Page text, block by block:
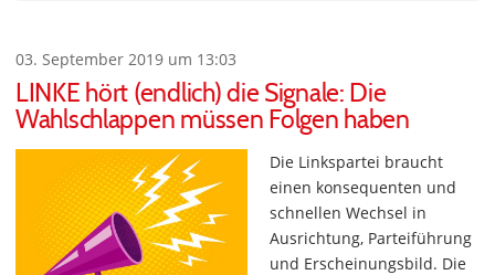
03. September 2019 um 13:03
LINKE hört (endlich) die Signale: Die
Wahlschlappen müssen Folgen haben
Die Linkspartei braucht
einen konsequenten und
schnellen Wechsel in
Ausrichtung, Parteiführung
und Erscheinungsbild. Die